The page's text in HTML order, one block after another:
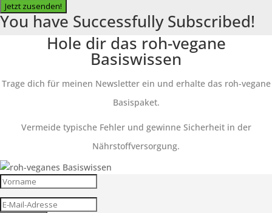
Jetzt zusenden!
You have Successfully Subscribed!
Hole dir das roh-vegane
Basiswissen
Trage dich für meinen Newsletter ein und erhalte das roh-vegane
Basispaket.
Vermeide typische Fehler und gewinne Sicherheit in der
Nährstoffversorgung.